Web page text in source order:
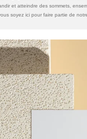
et atteindre des sommets,
soyez ici pour faire partie de